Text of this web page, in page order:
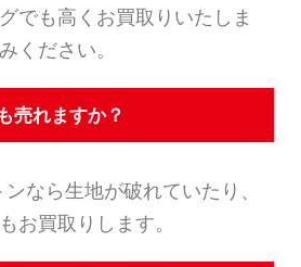
でも高くお買取りいたしま
ください。
れますか？
なら生地が破れていたり、
お買取りします。